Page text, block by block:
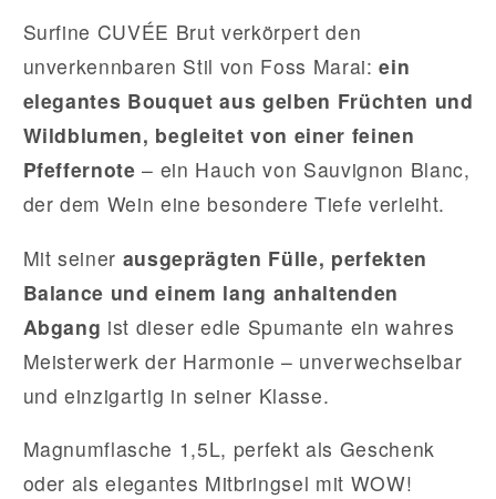
Surfine CUVÉE Brut verkörpert den
unverkennbaren Stil von Foss Marai:ein
elegantes Bouquet aus gelben Früchten und
Wildblumen, begleitet von einer feinen
Pfeffernote – ein Hauch von Sauvignon Blanc,
der dem Wein eine besondere Tiefe verleiht.
Mit seiner ausgeprägten Fülle, perfekten
Balance und einem lang anhaltenden
Abgang ist dieser edle Spumante ein wahres
Meisterwerk der Harmonie – unverwechselbar
und einzigartig in seiner Klasse.
Magnumflasche 1,5L, perfekt als Geschenk
oder als elegantes Mitbringsel mit WOW!